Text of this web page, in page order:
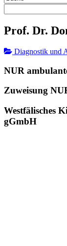
Prof. Dr.
Diagnostik und
NUR
Zuweisung
Westfälisches
gGmbH